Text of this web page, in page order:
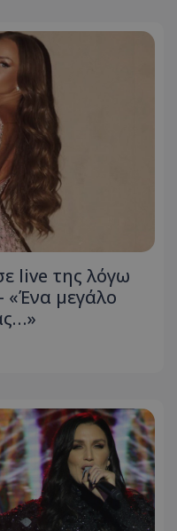
live της λόγω
«Ένα μεγάλο